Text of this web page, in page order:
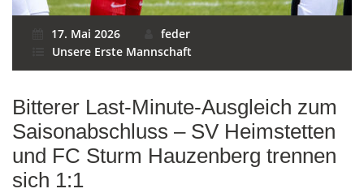
17. Mai 2026
feder
Unsere Erste Mannschaft
Bitterer Last-Minute-Ausgleich zum
Saisonabschluss – SV Heimstetten
und FC Sturm Hauzenberg trennen
sich 1:1